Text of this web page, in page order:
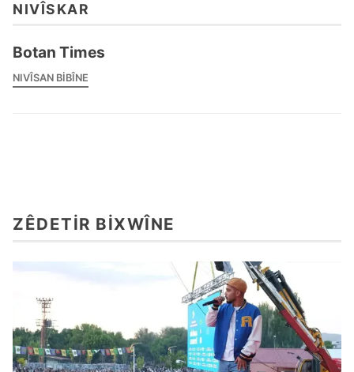
NIVÎSKAR
Botan Times
NIVÎSAN BIBÎNE
ZÊDETIR BIXWÎNE